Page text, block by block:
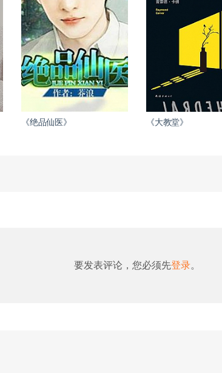
《绝品仙医》 《大教堂》
要发表评论，您必须先登录。